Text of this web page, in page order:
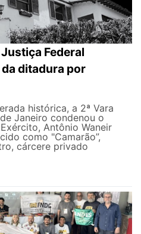
Federal
ditadura por
histórica, a 2ª Vara
Janeiro condenou o
Antônio Waneir
como "Camarão”,
cárcere privado